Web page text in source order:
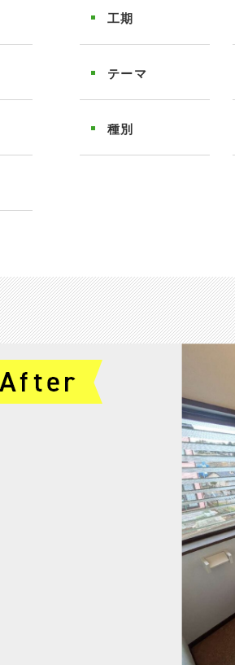
工期
テーマ
種別